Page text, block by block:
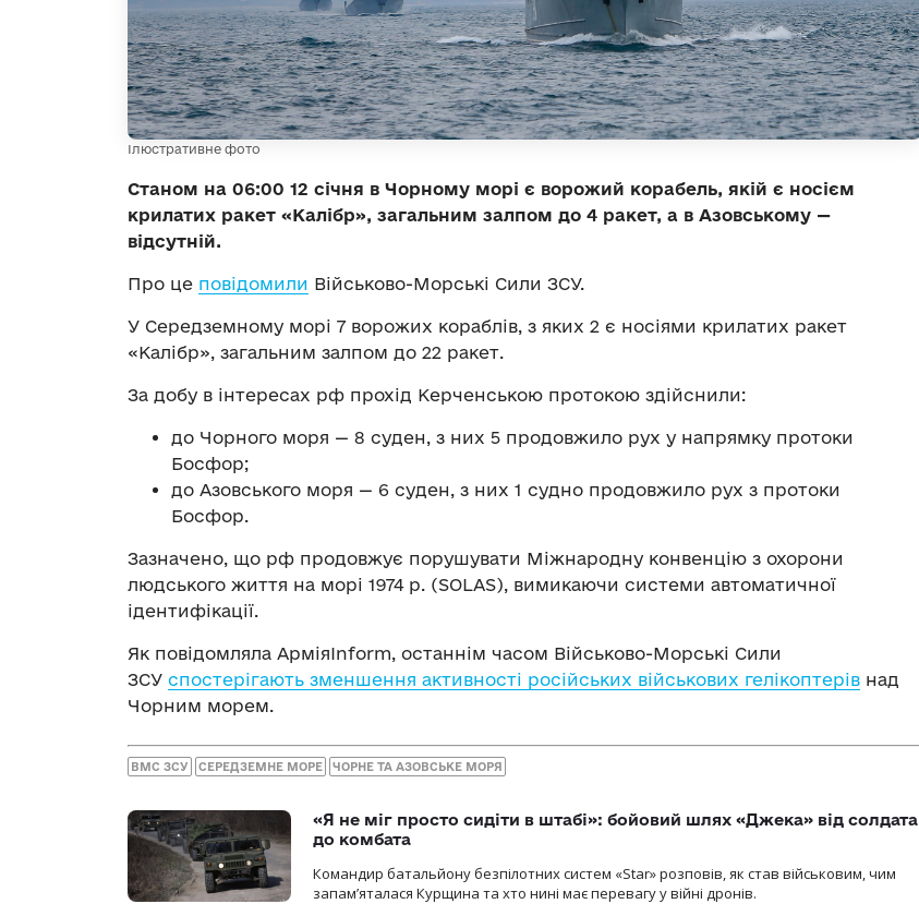
Ілюстративне фото
Станом на 06:00 12 січня в Чорному морі є ворожий корабель, якій є носієм
крилатих ракет «Калібр», загальним залпом до 4 ракет, а в Азовському —
відсутній.
Про це повідомили Військово-Морські Сили ЗСУ.
У Середземному морі 7 ворожих кораблів, з яких 2 є носіями крилатих ракет
«Калібр», загальним залпом до 22 ракет.
За добу в інтересах рф прохід Керченською протокою здійснили:
до Чорного моря — 8 суден, з них 5 продовжило рух у напрямку протоки
Босфор;
до Азовського моря — 6 суден, з них 1 судно продовжило рух з протоки
Босфор.
Зазначено, що рф продовжує порушувати Міжнародну конвенцію з охорони
людського життя на морі 1974 р. (SOLAS), вимикаючи системи автоматичної
ідентифікації.
Як повідомляла АрміяInform, останнім часом Військово-Морські Сили
ЗСУ спостерігають зменшення активності російських військових гелікоптерів над
Чорним морем.
ВМС ЗСУ СЕРЕДЗЕМНЕ МОРЕ ЧОРНЕ ТА АЗОВСЬКЕ МОРЯ
«Я не міг просто сидіти в штабі»: бойовий шлях «Джека» від солдата
до комбата
Командир батальйону безпілотних систем «Star» розповів, як став військовим, чим
запам’яталася Курщина та хто нині має перевагу у війні дронів.